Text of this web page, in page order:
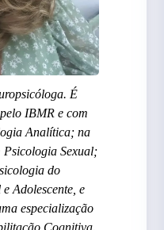
É
IBMR e com
Analítica; na
Sexual;
do
Adolescente, e
especialização
Cognitiva.